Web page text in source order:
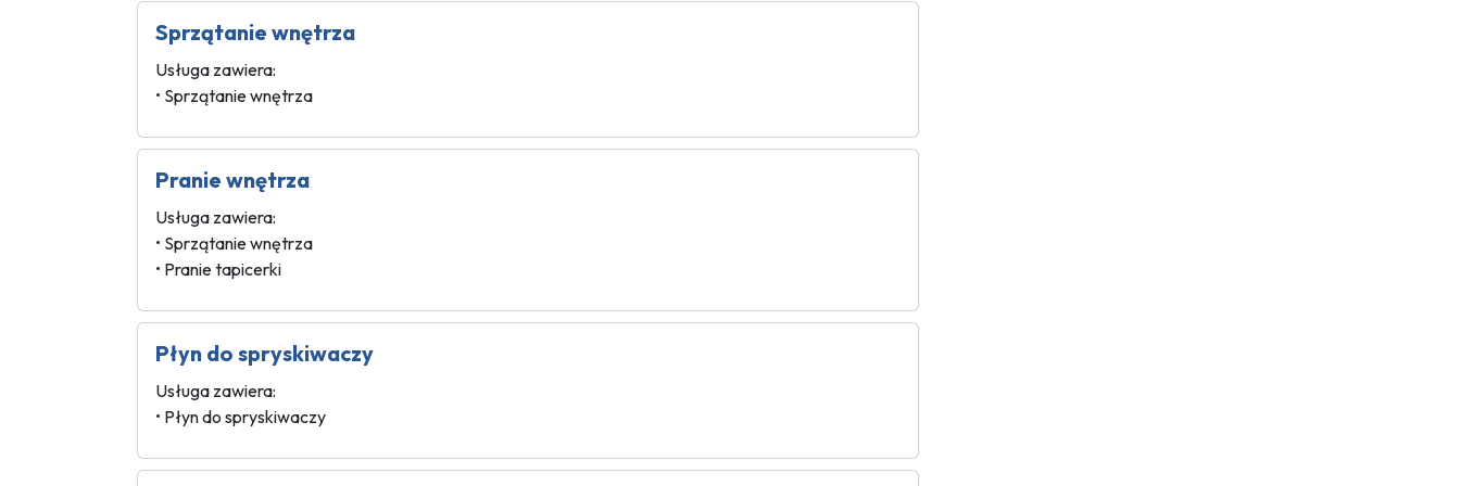
Sprzątanie wnętrza
Usługa zawiera:
• Sprzątanie wnętrza
Pranie wnętrza
Usługa zawiera:
• Sprzątanie wnętrza
• Pranie tapicerki
Płyn do spryskiwaczy
Usługa zawiera:
• Płyn do spryskiwaczy